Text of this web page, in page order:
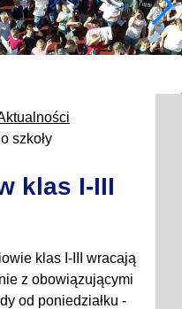
szkoły
klas I-III
klas I-III wracają
z obowiązującymi
od poniedziałku -